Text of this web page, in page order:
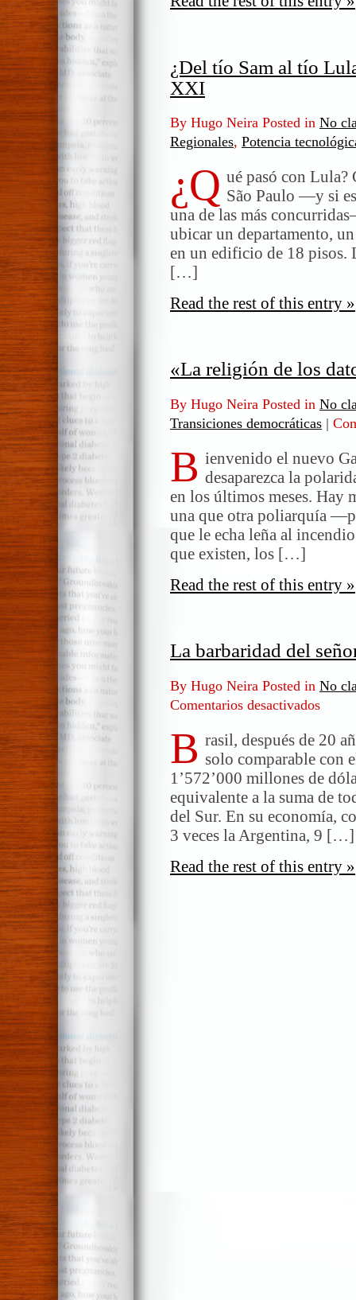
¿Del tío Sam al tío
XXI
By Hugo Neira Posted in No
Regionales, Potencia
¿Q ué pasó con Lula?
São Paulo —y si
una de las más
ubicar un departamento,
en un edificio de 18 pisos.
[…]
Read the rest of this entry »
«La religión de los
By Hugo Neira Posted in No
Transiciones democráticas |
B ienvenido el nuevo
desaparezca la
en los últimos meses. Hay
una que otra poliarquía
que le echa leña al
que existen, los […]
Read the rest of this entry »
La barbaridad del
By Hugo Neira Posted in No
Comentarios desactivados
señor
Tudela
B rasil, después de 20
solo comparable con
1’572’000 millones de
equivalente a la suma de
del Sur. En su economía,
3 veces la Argentina, 9 […]
Read the rest of this entry »